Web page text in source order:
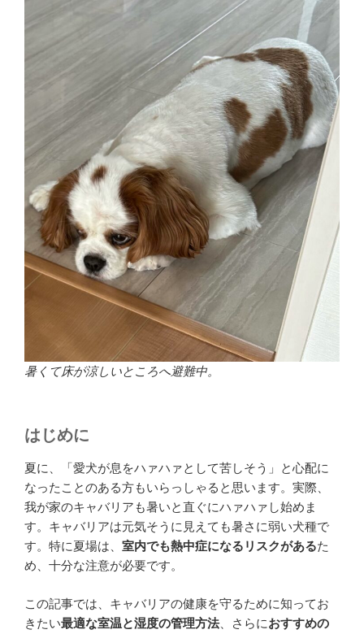
暑くて床が涼しいところへ避難中。
はじめに
夏に、「愛犬が息をハァハァとして苦しそう」と心配に
なったことのある方もいらっしゃると思います。実際、
我が家のキャバリアも暑いと直ぐにハァハァし始めま
す。キャバリアは元気そうに見えても暑さに弱い犬種で
す。特に夏場は、 室内でも熱中症になるリスクがあるた
め、十分な注意が必要です。
この記事では、キャバリアの健康を守るために知ってお
きたい最適な室温と湿度の管理方法、さらにおすすめの